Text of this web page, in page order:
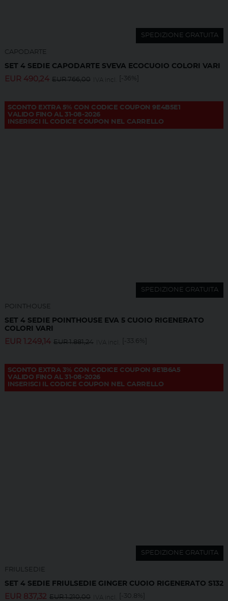
SPEDIZIONE GRATUITA
CAPODARTE
SET 4 SEDIE CAPODARTE SVEVA ECOCUOIO COLORI VARI
EUR 490,24 EUR766,00 IVA incl. [-36%]
SCONTO EXTRA 5% CON CODICE COUPON 9E4B5E1
VALIDO FINO AL 31-08-2026
INSERISCI IL CODICE COUPON NEL CARRELLO
SPEDIZIONE GRATUITA
POINTHOUSE
SET 4 SEDIE POINTHOUSE EVA 5 CUOIO RIGENERATO
COLORI VARI
EUR 1.249,14 EUR1.881,24 IVA incl. [-33.6%]
SCONTO EXTRA 3% CON CODICE COUPON 9E1B6A5
VALIDO FINO AL 31-08-2026
INSERISCI IL CODICE COUPON NEL CARRELLO
SPEDIZIONE GRATUITA
FRIULSEDIE
SET 4 SEDIE FRIULSEDIE GINGER CUOIO RIGENERATO S132
EUR 837,32 EUR1.210,00 IVA incl. [-30.8%]